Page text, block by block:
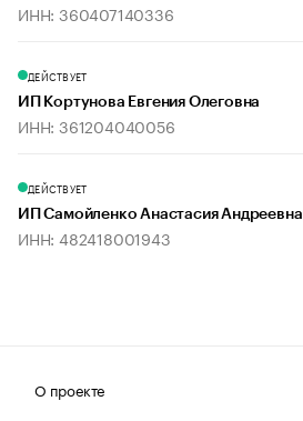
ИНН: 360407140336
ДЕЙСТВУЕТ
ИП Кортунова Евгения Олеговна
ИНН: 361204040056
ДЕЙСТВУЕТ
ИП Самойленко Анастасия Андреевна
ИНН: 482418001943
О проекте